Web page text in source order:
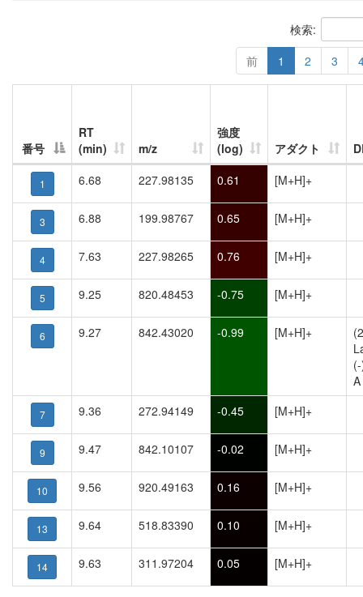
検索:
前
1 2 3
番号
RT
(min)
m/z
強度
(log)
アダクト
1 6.68 227.98135 0.61 [M+H]+
3 6.88 199.98767 0.65 [M+H]+
4 7.63 227.98265 0.76 [M+H]+
5 9.25 820.48453 -0.75 [M+H]+
6 9.27 842.43020 -0.99 [M+H]+
A
7 9.36 272.94149 -0.45 [M+H]+
9 9.47 842.10107 -0.02 [M+H]+
10 9.56 920.49163 0.16 [M+H]+
13 9.64 518.83390 0.10 [M+H]+
14 9.63 311.97204 0.05 [M+H]+